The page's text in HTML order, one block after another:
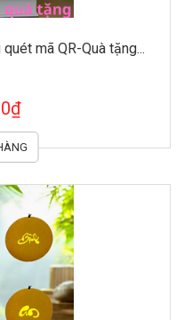
mã QR-Quà tặng...